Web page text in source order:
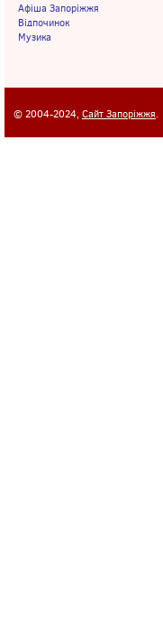
Афіша Запоріжжя
Відпочинок
Музика
© 2004-2024, Сайт Запоріжжя.